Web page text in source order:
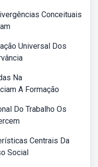
Conceituais
Universal Dos
Na
A Formação
Do Trabalho Os
Centrais Da
Social